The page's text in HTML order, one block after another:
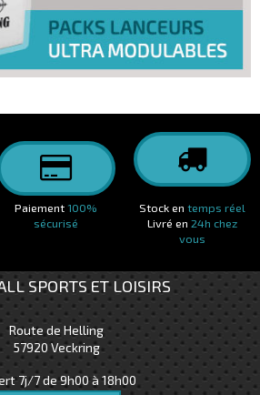
Paiement100%
sécurisé
Stock en temps réel
Livré en 24h chez
vous
SPORTS ET LOISIRS
Route de Helling
57920 Veckring
7j/7 de 9h00 à 18h00